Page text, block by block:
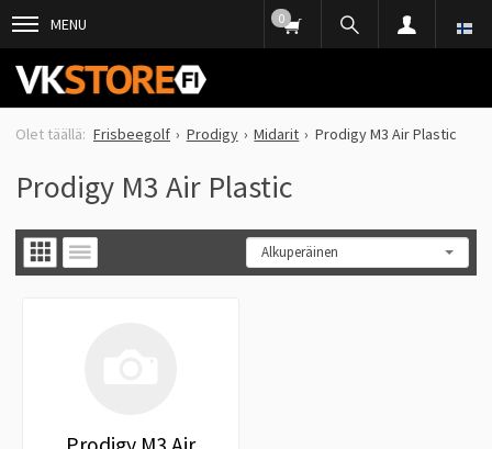
MENU 0
Frisbeegolf Prodigy Midarit Prodigy M3 Air Plastic
Prodigy M3 Air Plastic